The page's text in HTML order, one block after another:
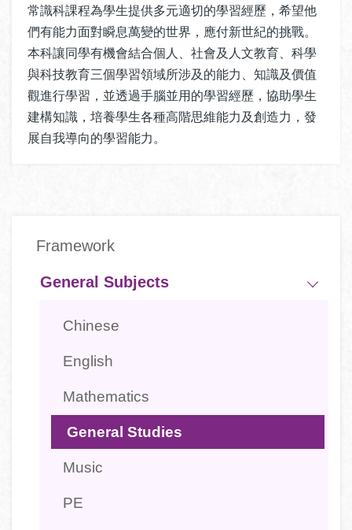
常識科課程為學生提供多元適切的學習經歷，希望他
們有能力面對瞬息萬變的世界，應付新世紀的挑戰。
本科讓同學有機會結合個人、社會及人文教育、科學
與科技教育三個學習領域所涉及的能力、知識及價值
觀進行學習，並透過手腦並用的學習經歷，協助學生
建構知識，培養學生各種高階思維能力及創造力，發
展自我導向的學習能力。
navigation
Framework
General Subjects
Chinese
English
Mathematics
General Studies
Music
PE